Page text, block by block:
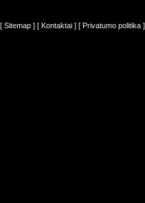
[ Sitemap ] [ Kontaktai ] [ Privatumo politika ]